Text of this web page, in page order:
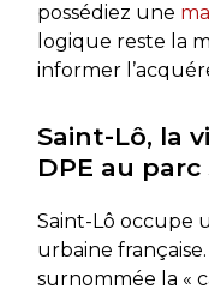
possédiez une
logique reste la
informer
Saint-Lô, la
DPE au
Saint-Lô occupe
urbaine
surnommée la «